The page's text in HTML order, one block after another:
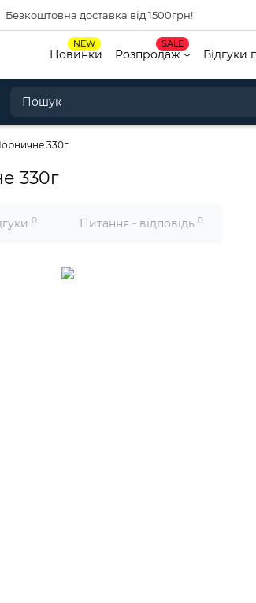
Безкоштовна доставка від 1500грн!
NEW
Новинки
SALE
Розпродаж Відгуки
330г
330г
0 Питання - відповідь 0